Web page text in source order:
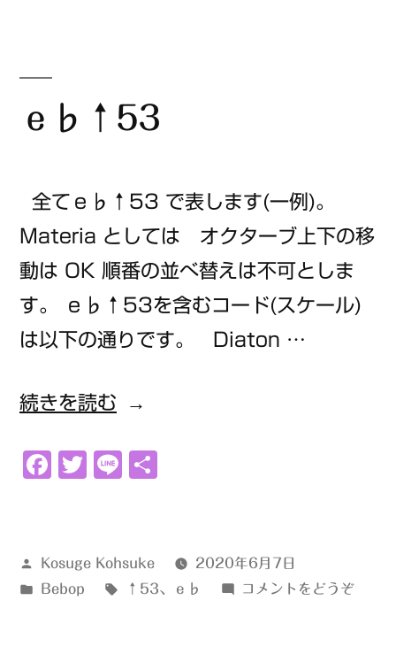
ｅ♭↑53
全てｅ♭↑53 で表します(一例)。
Materia としては オクターブ上下の移
動は OK 順番の並べ替えは不可としま
す。 ｅ♭↑53を含むコード(スケール)
は以下の通りです。 Diaton …
“ｅ
の
続きを読む
Facebook
Twitter
Line
投
稿
Kosuge Kohsuke
2020年6月7日
カ
Bebop
タ
↑53、 ｅ♭ コメントをどうぞ(ｅ